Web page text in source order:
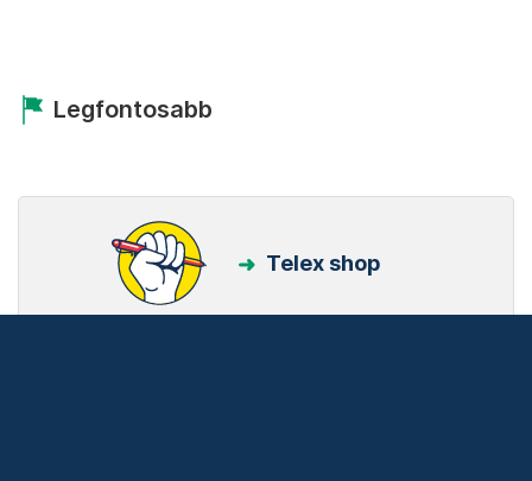
Legfontosabb
Telex shop